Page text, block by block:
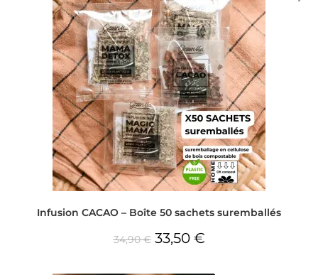
Infusion CACAO – Boîte 50 sachets suremballés
34,90€ 33,50 €